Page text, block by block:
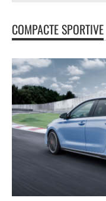
COMPACTE SPORTIVE